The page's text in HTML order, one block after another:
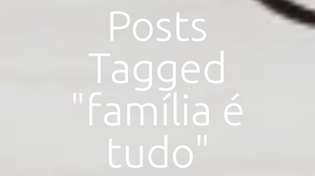
Posts
Tagged
"família é
tudo"